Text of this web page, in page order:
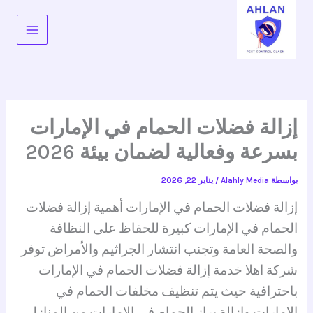
المحتوى
إزالة فضلات الحمام في الإمارات
بسرعة وفعالية لضمان بيئة 2026
بواسطة Alahly Media
/يناير 22, 2026
إزالة فضلات الحمام في الإمارات أهمية إزالة فضلات
الحمام في الإمارات كبيرة للحفاظ على النظافة
والصحة العامة وتجنب انتشار الجراثيم والأمراض توفر
شركة اهلا خدمة إزالة فضلات الحمام في الإمارات
باحترافية حيث يتم تنظيف مخلفات الحمام في